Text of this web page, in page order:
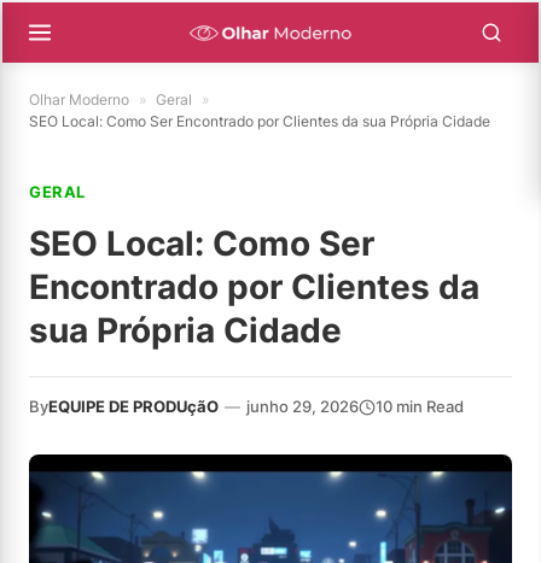
Olhar Moderno » Geral
»
SEO Local: Como Ser Encontrado por Clientes da sua Própria Cidade
GERAL
SEO Local: Como Ser
Encontrado por Clientes da
sua Própria Cidade
ByEQUIPE DE PRODUçãO — junho 29, 2026 10 min Read